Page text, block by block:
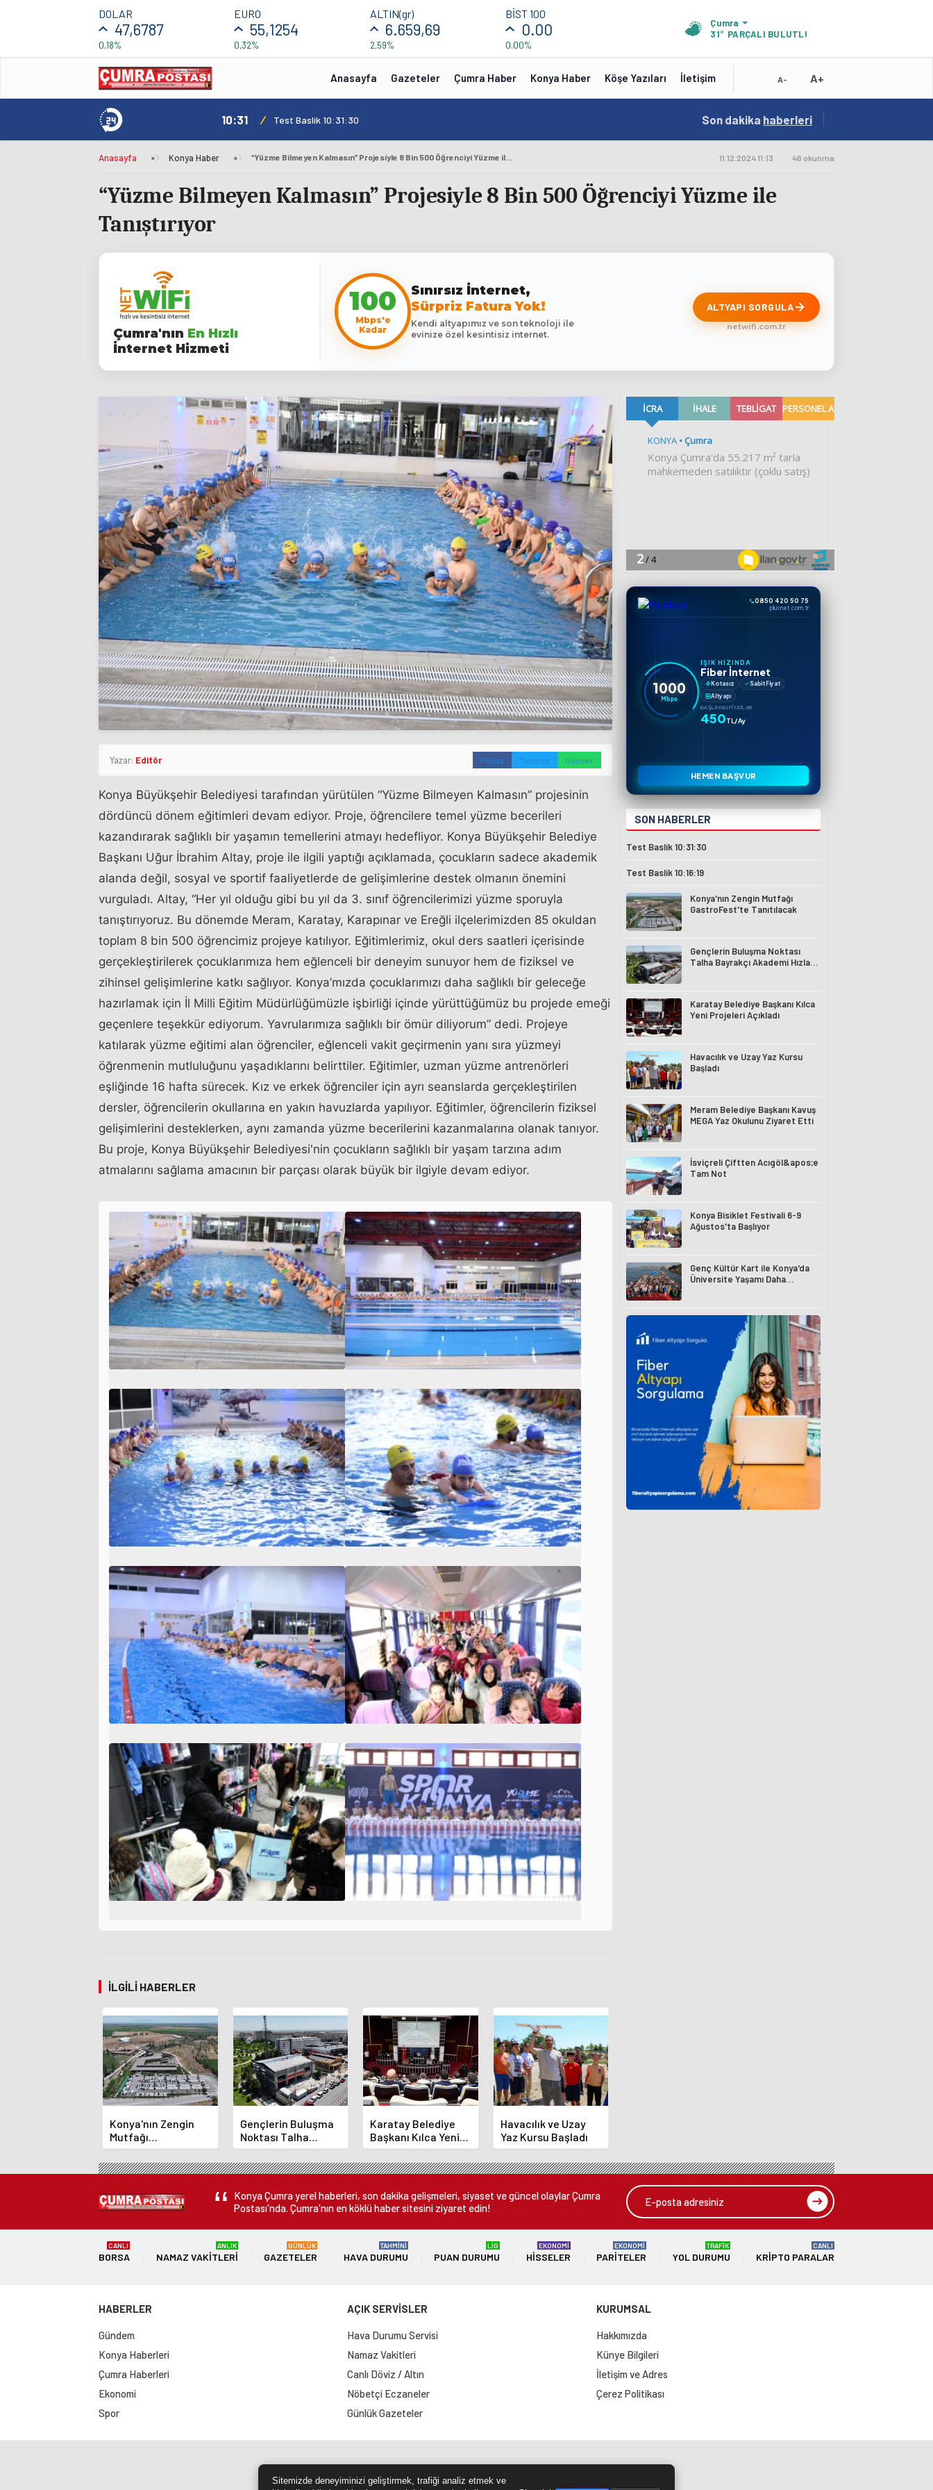
DOLAR
47,6787
0,18%
EURO
55,1254
0,32%
ALTIN(gr)
6.659,69
2,59%
BİST 100
0.00
0.00%
Çumra
31° PARÇALI BULUTLU
Anasayfa Gazeteler Çumra Haber Konya Haber Köşe Yazıları İletişim A- A+
10:31 / Test Baslik 10:31:30 10:16 / Test Baslik 10:16:19
Son dakika haberleri
Anasayfa » Konya Haber » “Yüzme Bilmeyen Kalmasın” Projesiyle 8 Bin 500 Öğrenciyi Yüzme ile Tanıştırıyor 11.12.2024 11:13 46 okunma
“Yüzme Bilmeyen Kalmasın” Projesiyle 8 Bin 500 Öğrenciyi Yüzme ile
Tanıştırıyor
Çumra'nın En Hızlı
İnternet Hizmeti
100
Mbps'e
Kadar
Sınırsız İnternet,
Sürpriz Fatura Yok!
Kendi altyapımız ve son teknoloji ile
evinize özel kesintisiz internet.
ALTYAPI SORGULA
netwifi.com.tr
Yazar: Editör Paylaş Tweetle Gönder
Konya Büyükşehir Belediyesi tarafından yürütülen “Yüzme Bilmeyen Kalmasın” projesinin
dördüncü dönem eğitimleri devam ediyor. Proje, öğrencilere temel yüzme becerileri
kazandırarak sağlıklı bir yaşamın temellerini atmayı hedefliyor. Konya Büyükşehir Belediye
Başkanı Uğur İbrahim Altay, proje ile ilgili yaptığı açıklamada, çocukların sadece akademik
alanda değil, sosyal ve sportif faaliyetlerde de gelişimlerine destek olmanın önemini
vurguladı. Altay, “Her yıl olduğu gibi bu yıl da 3. sınıf öğrencilerimizi yüzme sporuyla
tanıştırıyoruz. Bu dönemde Meram, Karatay, Karapınar ve Ereğli ilçelerimizden 85 okuldan
toplam 8 bin 500 öğrencimiz projeye katılıyor. Eğitimlerimiz, okul ders saatleri içerisinde
gerçekleştirilerek çocuklarımıza hem eğlenceli bir deneyim sunuyor hem de fiziksel ve
zihinsel gelişimlerine katkı sağlıyor. Konya’mızda çocuklarımızı daha sağlıklı bir geleceğe
hazırlamak için İl Milli Eğitim Müdürlüğümüzle işbirliği içinde yürüttüğümüz bu projede emeği
geçenlere teşekkür ediyorum. Yavrularımıza sağlıklı bir ömür diliyorum” dedi. Projeye
katılarak yüzme eğitimi alan öğrenciler, eğlenceli vakit geçirmenin yanı sıra yüzmeyi
öğrenmenin mutluluğunu yaşadıklarını belirttiler. Eğitimler, uzman yüzme antrenörleri
eşliğinde 16 hafta sürecek. Kız ve erkek öğrenciler için ayrı seanslarda gerçekleştirilen
dersler, öğrencilerin okullarına en yakın havuzlarda yapılıyor. Eğitimler, öğrencilerin fiziksel
gelişimlerini desteklerken, aynı zamanda yüzme becerilerini kazanmalarına olanak tanıyor.
Bu proje, Konya Büyükşehir Belediyesi'nin çocukların sağlıklı bir yaşam tarzına adım
atmalarını sağlama amacının bir parçası olarak büyük bir ilgiyle devam ediyor.
İLGILI HABERLER
Konya'nın Zengin
Mutfağı
GastroFest'te
Tanıtılacak
Gençlerin Buluşma
Noktası Talha
Bayrakçı Akademi
Hızla Yükseliyor
Karatay Belediye
Başkanı Kılca Yeni
Projeleri Açıkladı
Havacılık ve Uzay
Yaz Kursu Başladı
0850 420 50 75
plusnet.com.tr
1000
Mbps
IŞIK HIZINDA
Fiber İnternet
Kotasız
Sabit Fiyat
Altyapı
BAŞLAYAN FIYATLAR
450TL/Ay
HEMEN BAŞVUR
SON HABERLER
Test Baslik 10:31:30
Test Baslik 10:16:19
Konya'nın Zengin Mutfağı
GastroFest'te Tanıtılacak
Gençlerin Buluşma Noktası
Talha Bayrakçı Akademi Hızla
Karatay Belediye Başkanı Kılca
Yeni Projeleri Açıkladı
Havacılık ve Uzay Yaz Kursu
Başladı
Meram Belediye Başkanı Kavuş
MEGA Yaz Okulunu Ziyaret Etti
İsviçreli Çiftten Acıgöl&apos;e
Tam Not
Konya Bisiklet Festivali 6-9
Ağustos'ta Başlıyor
Genç Kültür Kart ile Konya'da
Üniversite Yaşamı Daha
Konya Çumra yerel haberleri, son dakika gelişmeleri, siyaset ve güncel olaylar Çumra
Postası'nda. Çumra'nın en köklü haber sitesini ziyaret edin!
BORSA
CANLI
NAMAZ VAKITLERI
ANLIK
GAZETELER
GÜNLÜK
HAVA DURUMU
TAHMİNİ
PUAN DURUMU
LİG
HISSELER
EKONOMİ
PARITELER
EKONOMİ
YOL DURUMU
TRAFİK
KRIPTO PARALAR
CANLI
HABERLER
Gündem
Konya Haberleri
Çumra Haberleri
Ekonomi
Spor
AÇIK SERVİSLER
Hava Durumu Servisi
Namaz Vakitleri
Canlı Döviz / Altın
Nöbetçi Eczaneler
Günlük Gazeteler
KURUMSAL
Hakkımızda
Künye Bilgileri
İletişim ve Adres
Çerez Politikası
Site Haritası RSS Kaynağı Çumra Postası
Sitemizde deneyiminizi geliştirmek, trafiği analiz etmek ve